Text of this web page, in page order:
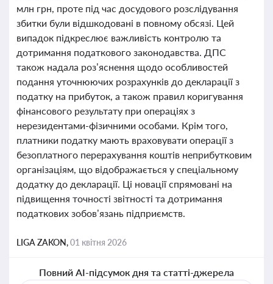
млн грн, проте під час досудового розслідування
збитки були відшкодовані в повному обсязі. Цей
випадок підкреслює важливість контролю та
дотримання податкового законодавства. ДПС
також надала роз’яснення щодо особливостей
подання уточнюючих розрахунків до декларації з
податку на прибуток, а також правил коригування
фінансового результату при операціях з
нерезидентами-фізичними особами. Крім того,
платники податку мають враховувати операції з
безоплатного перерахування коштів неприбутковим
організаціям, що відображається у спеціальному
додатку до декларації. Ці новації спрямовані на
підвищення точності звітності та дотримання
податкових зобов’язань підприємств.
LIGA ZAKON,01 квітня 2026
Повний AI-підсумок дня та статті-джерела